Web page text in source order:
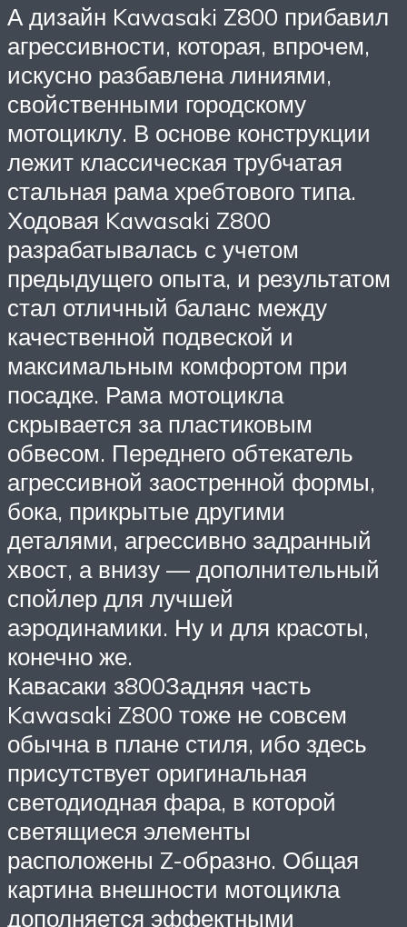
А дизайн Kawasaki Z800 прибавил
агрессивности, которая, впрочем,
искусно разбавлена линиями,
свойственными городскому
мотоциклу. В основе конструкции
лежит классическая трубчатая
стальная рама хребтового типа.
Ходовая Kawasaki Z800
разрабатывалась с учетом
предыдущего опыта, и результатом
стал отличный баланс между
качественной подвеской и
максимальным комфортом при
посадке. Рама мотоцикла
скрывается за пластиковым
обвесом. Переднего обтекатель
агрессивной заостренной формы,
бока, прикрытые другими
деталями, агрессивно задранный
хвост, а внизу — дополнительный
спойлер для лучшей
аэродинамики. Ну и для красоты,
конечно же.
Кавасаки з800Задняя часть
Kawasaki Z800 тоже не совсем
обычна в плане стиля, ибо здесь
присутствует оригинальная
светодиодная фара, в которой
светящиеся элементы
расположены Z-образно. Общая
картина внешности мотоцикла
дополняется эффектными